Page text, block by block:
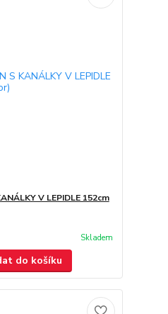
V LEPIDLE 152cm
Skladem
do košíku